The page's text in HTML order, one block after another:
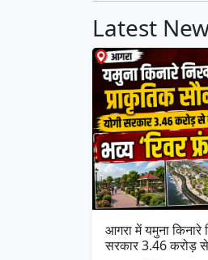
Latest
आगरा में यमुना किनारे
सरकार 3.46 करोड़ से